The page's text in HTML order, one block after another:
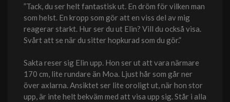
”Tack, du ser helt fantastisk ut. En dröm för vilken man
som helst. En kropp som gör att en viss del av mig
reagerar starkt. Hur ser du ut Elin? Vill du också visa.
Svårt att se när du sitter hopkurad som du gör.”
Sakta reser sig Elin upp. Hon ser ut att vara närmare
170 cm, lite rundare än Moa. Ljust hår som går ner
över axlarna. Ansiktet ser lite oroligt ut, när hon stor
upp, är inte helt bekväm med att visa upp sig. Står i alla